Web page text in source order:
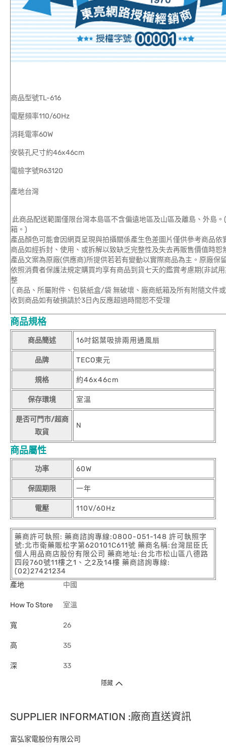
商品型號TL-616
電壓頻率110/60Hz
消耗電率60W
安裝孔尺寸約46x46cm
電檢字號R63120
產地台灣
此商品配送範圍僅限台灣本島區不含偏遠地區及山區及離島、外島
箱。)
產品顏色可能會因網頁呈現與拍攝關係產生色差圖片僅供參考商品依
商品如經拆封、使用、或拆解以致缺乏完整性及失去再販售價值時恕
產品文案為原廠(供應商)所提供若若有變動以實際商品為主。原廠保
依照消費者保護法規定購買均享有商品到貨七天的鑑賞考慮期(非試
整
( 商品、所屬附件、包裝紙盒/袋 無破壞、廠商紙箱及所有附隨文件
收到商品如有破損請於3日內反應超過時間恕不受理
商品規格
商品簡述 16吋鋁葉吸排兩用通風扇
品牌 TECO東元
規格 約46x46cm
保存環境 室溫
是否可門市/超商
取貨
N
商品屬性
功率 60W
保固期限 一年
電壓 110V/60Hz
藥商許可執照: 藥商諮詢專線:0800-051-148 許可執照字
號:北市衛藥販松字第620101C611號 藥商名稱:台灣屈臣氏
個人用品商店股份有限公司 藥商地址:台北市松山區八德路
四段760號11樓之1、之2及14樓 藥商諮詢專線:
(02)27421234
產地
中國
How To Store 室溫
寬 26
高 35
深 33
隱藏
SUPPLIER INFORMATION :廠商直送資訊
富弘家電股份有限公司